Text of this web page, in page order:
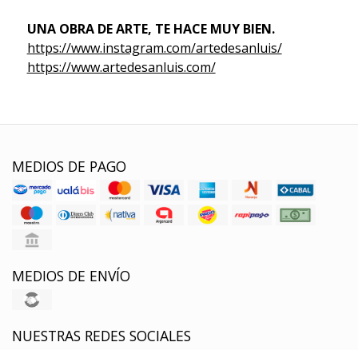
UNA OBRA DE ARTE, TE HACE MUY BIEN.
https://www.instagram.com/artedesanluis/
https://www.artedesanluis.com/
MEDIOS DE PAGO
MEDIOS DE ENVÍO
NUESTRAS REDES SOCIALES